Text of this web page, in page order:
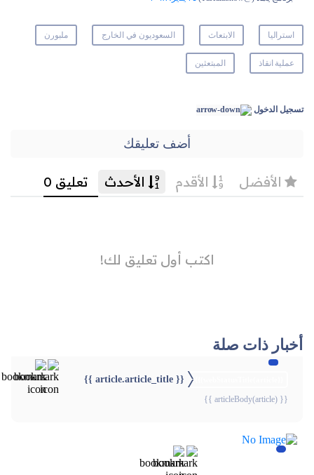
استراليا الابتعاث السعوديون في الخارج ملبورن
عملية انقاذ المبتعثين
تسجيل الدخول
أضف تعليقك
أخبار ذات صلة
{{ article.article_title }}
{{ articleBody(article) }}